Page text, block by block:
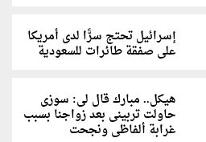
إسرائيل تحتج سرًّا لدى أمريكا
على صفقة طائرات للسعودية
هيكل.. مبارك قال لى: سوزى
حاولت تربينى بعد زواجنا بسبب
غرابة ألفاظى ونجحت